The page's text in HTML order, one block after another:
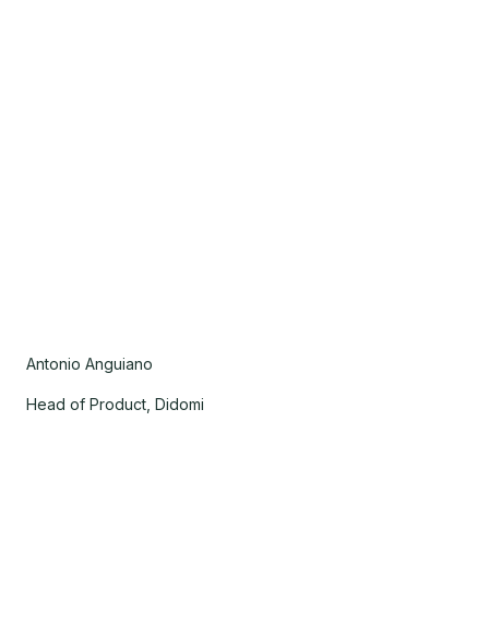
Antonio Anguiano
Head of Product, Didomi